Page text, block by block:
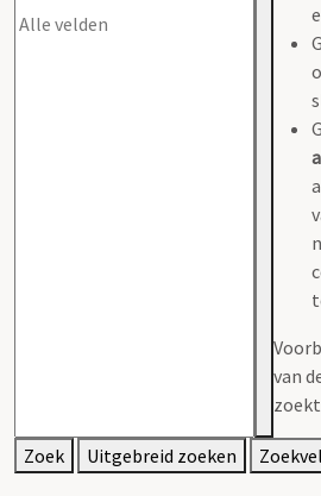
van
Zoek Uitgebreid zoeken